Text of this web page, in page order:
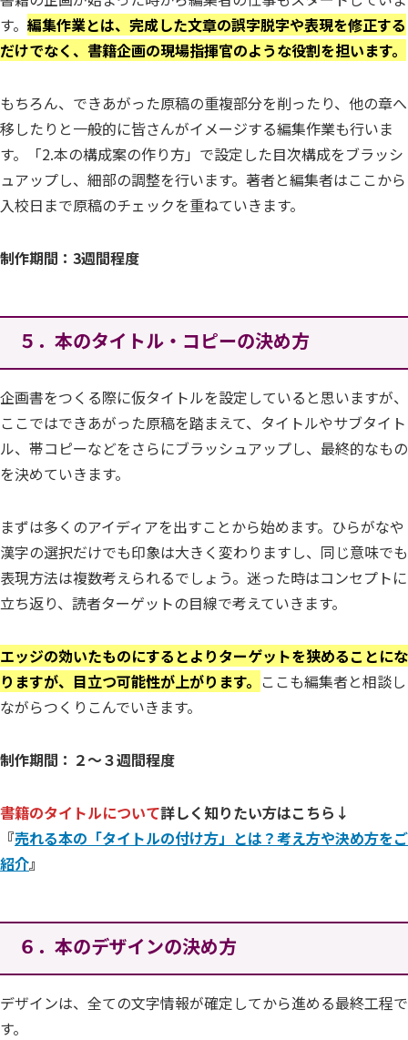
す。 編集作業とは、完成した文章の誤字脱字や表現を修正する
だけでなく、書籍企画の現場指揮官のような役割を担います。
もちろん、できあがった原稿の重複部分を削ったり、他の章へ
移したりと一般的に皆さんがイメージする編集作業も行いま
す。「2.本の構成案の作り方」で設定した目次構成をブラッシ
ュアップし、細部の調整を行います。著者と編集者はここから
入校日まで原稿のチェックを重ねていきます。
制作期間：3週間程度
５．本のタイトル・コピーの決め方
企画書をつくる際に仮タイトルを設定していると思いますが、
ここではできあがった原稿を踏まえて、タイトルやサブタイト
ル、帯コピーなどをさらにブラッシュアップし、最終的なもの
を決めていきます。
まずは多くのアイディアを出すことから始めます。ひらがなや
漢字の選択だけでも印象は大きく変わりますし、同じ意味でも
表現方法は複数考えられるでしょう。迷った時はコンセプトに
立ち返り、読者ターゲットの目線で考えていきます。
エッジの効いたものにするとよりターゲットを狭めることにな
りますが、目立つ可能性が上がります。 ここも編集者と相談し
ながらつくりこんでいきます。
制作期間：２～３週間程度
書籍のタイトルについて詳しく知りたい方はこちら↓
『売れる本の「タイトルの付け方」とは？考え方や決め方をご
紹介』
６．本のデザインの決め方
デザインは、全ての文字情報が確定してから進める最終工程で
す。